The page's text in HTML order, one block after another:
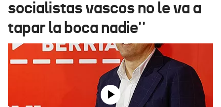
Eguraldia
socialistas vascos no le va a
tapar la boca nadie''